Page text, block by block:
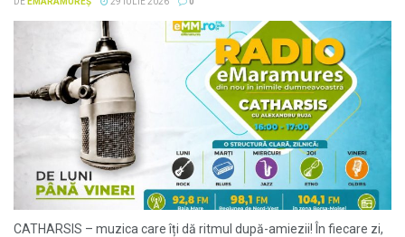
CATHARSIS – muzica care îți dă ritmul după-amiezii! În fiecare zi,